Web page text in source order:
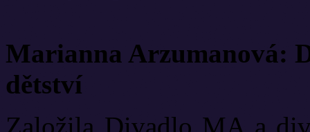
Marianna Arzumanová:
dětství
Založila Divadlo MA a